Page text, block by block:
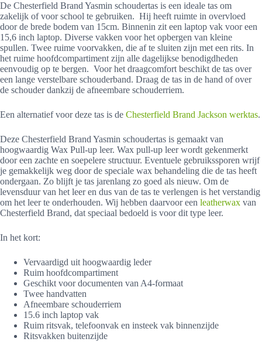
De Chesterfield Brand Yasmin schoudertas is een ideale tas om
zakelijk of voor school te gebruiken. Hij heeft ruimte in overvloed
door de brede bodem van 15cm. Binnenin zit een laptop vak voor een
15,6 inch laptop. Diverse vakken voor het opbergen van kleine
spullen. Twee ruime voorvakken, die af te sluiten zijn met een rits. In
het ruime hoofdcompartiment zijn alle dagelijkse benodigdheden
eenvoudig op te bergen. Voor het draagcomfort beschikt de tas over
een lange verstelbare schouderband. Draag de tas in de hand of over
de schouder dankzij de afneembare schouderriem.
Een alternatief voor deze tas is de Chesterfield Brand Jackson werktas.
Deze Chesterfield Brand Yasmin schoudertas is gemaakt van
hoogwaardig Wax Pull-up leer. Wax pull-up leer wordt gekenmerkt
door een zachte en soepelere structuur. Eventuele gebruikssporen wrijf
je gemakkelijk weg door de speciale wax behandeling die de tas heeft
ondergaan. Zo blijft je tas jarenlang zo goed als nieuw. Om de
levensduur van het leer en dus van de tas te verlengen is het verstandig
om het leer te onderhouden. Wij hebben daarvoor een leatherwax van
Chesterfield Brand, dat speciaal bedoeld is voor dit type leer.
In het kort:
Vervaardigd uit hoogwaardig leder
Ruim hoofdcompartiment
Geschikt voor documenten van A4-formaat
Twee handvatten
Afneembare schouderriem
15.6 inch laptop vak
Ruim ritsvak, telefoonvak en insteek vak binnenzijde
Ritsvakken buitenzijde